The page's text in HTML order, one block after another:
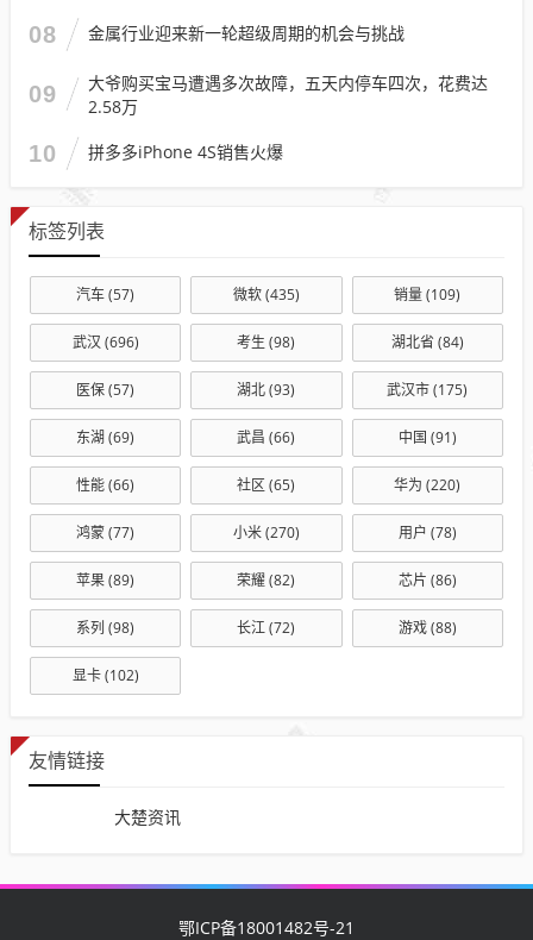
08 金属行业迎来新一轮超级周期的机会与挑战
09
大爷购买宝马遭遇多次故障，五天内停车四次，花费达
2.58万
10 拼多多iPhone 4S销售火爆
标签列表
汽车(57) 微软(435) 销量(109)
武汉 (696) 考生 (98) 湖北省 (84)
医保(57) 湖北(93) 武汉市(175)
东湖 (69) 武昌 (66) 中国 (91)
性能(66) 社区 (65) 华为 (220)
鸿蒙(77) 小米(270) 用户 (78)
苹果(89) 荣耀(82) 芯片 (86)
系列 (98) 长江(72) 游戏(88)
显卡(102)
友情链接
大楚资讯
鄂ICP备18001482号-21